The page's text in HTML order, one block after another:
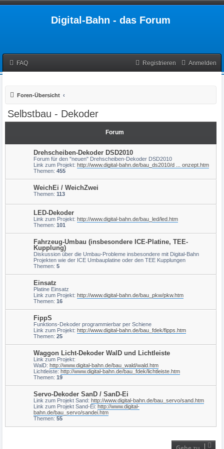
Digital-Bahn - das Forum
FAQ Anmelden
Registrieren
Foren-Übersicht
Selbstbau - Dekoder
Forum
Drehscheiben-Dekoder DSD2010
Forum für den "neuen" Drehscheiben-Dekoder DSD2010
Link zum Projekt: http://www.digital-bahn.de/bau_ds2010/d ... onzept.htm
Themen: 455
WeichEi / WeichZwei
Themen: 113
LED-Dekoder
Link zum Projekt: http://www.digital-bahn.de/bau_led/led.htm
Themen: 101
Fahrzeug-Umbau (insbesondere ICE-Platine, TEE-
Kupplung)
Diskussion über die Umbau-Probleme insbesondere mit Digital-Bahn
Projekten wie der ICE Umbauplatine oder den TEE Kupplungen
Themen: 5
Einsatz
Platine Einsatz
Link zum Projekt: http://www.digital-bahn.de/bau_pkw/pkw.htm
Themen: 16
FippS
Funktions-Dekoder programmierbar per Schiene
Link zum Projekt: http://www.digital-bahn.de/bau_fdek/fipps.htm
Themen: 25
Waggon Licht-Dekoder WalD und Lichtleiste
Link zum Projekt:
WalD: http://www.digital-bahn.de/bau_wald/wald.htm
Lichtleiste: http://www.digital-bahn.de/bau_fdek/lichtleiste.htm
Themen: 19
Servo-Dekoder SanD / SanD-Ei
Link zum Projekt Sand: http://www.digital-bahn.de/bau_servo/sand.htm
Link zum Projekt Sand-Ei: http://www.digital-
bahn.de/bau_servo/sandei.htm
Themen: 55